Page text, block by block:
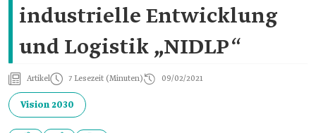
industrielle Entwicklung
und Logistik „NIDLP“
Artikel 7 Lesezeit (Minuten) 09/02/2021
Vision 2030